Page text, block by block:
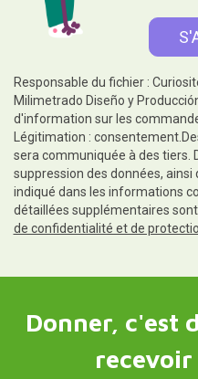
Responsable du fichier :
Milimetrado Diseño y
d'information sur les
Légitimation :
sera communiquée à des tiers.
suppression des données,
indiqué dans les informations
détaillées supplémentaires
de confidentialité et de
Donner, c'est